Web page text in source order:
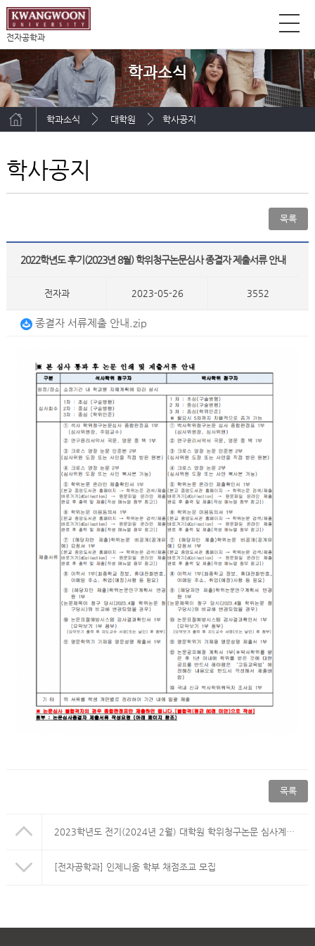
전자공학과
학과소식
학과소식 대학원 학사공지
학사공지
목록
2022학년도 후기(2023년 8월) 학위청구논문심사 종결자 제출서류 안내
전자과 2023-05-26 3552
종결자 서류제출 안내.zip
목록
2023학년도 전기(2024년 2월) 대학원 학위청구논문 심사계획 송부
[전자공학과] 인제니움 학부 채점조교 모집